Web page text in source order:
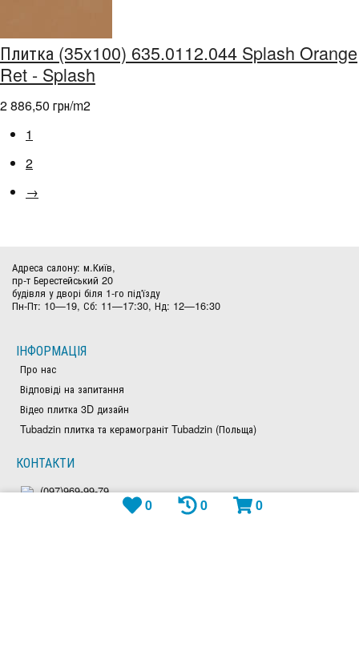
Плитка (35x100) 635.0112.044 Splash Orange
Ret - Splash
2 886,50 грн/m2
1
2
→
Адреса салону: м.Київ,
пр-т Берестейський 20
будівля у дворі біля 1-го під'їзду
Пн-Пт: 10—19, Сб: 11—17:30, Нд: 12—16:30
ІНФОРМАЦІЯ
Про нас
Відповіді на запитання
Відео плитка 3D дизайн
Tubadzin плитка та керамограніт Tubadzin (Польща)
КОНТАКТИ
(097)969-99-79
0 0 0